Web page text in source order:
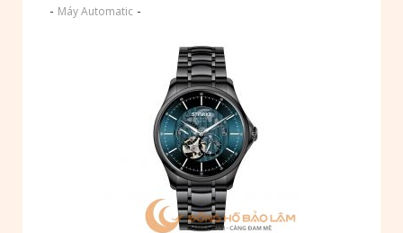
- Máy Automatic -